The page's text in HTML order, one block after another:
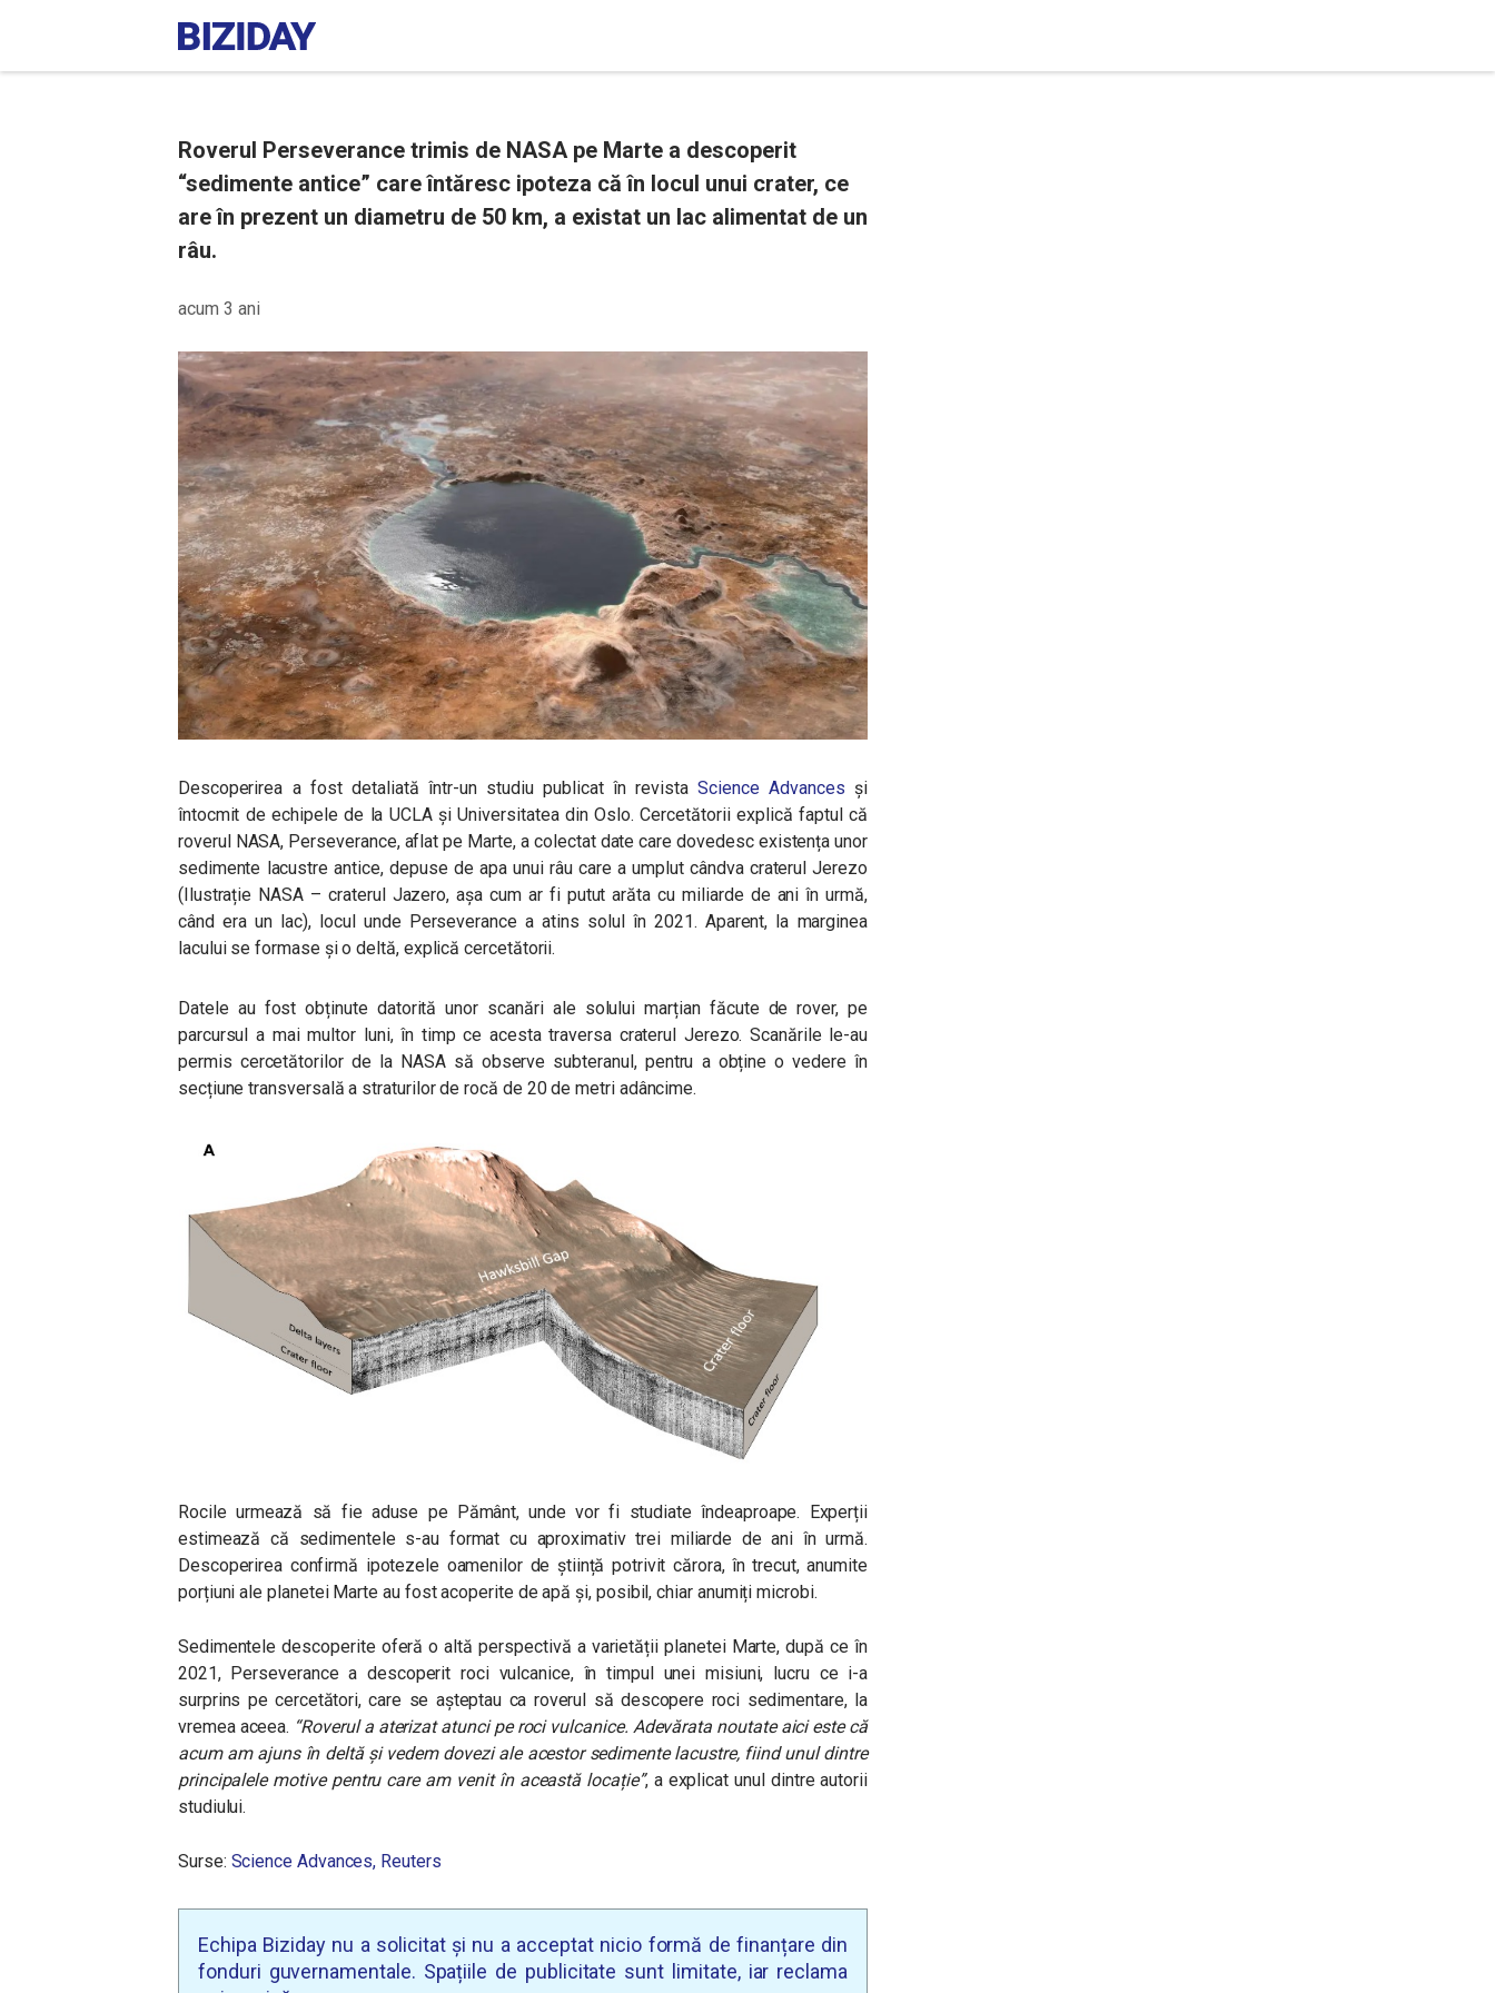
Roverul Perseverance trimis de NASA pe Marte a descoperit
“sedimente antice” care întăresc ipoteza că în locul unui crater, ce
are în prezent un diametru de 50 km, a existat un lac alimentat de un
râu.
acum 3 ani
Descoperirea a fost detaliată într-un studiu publicat în revistaScience Advances și
întocmit de echipele de la UCLA și Universitatea din Oslo. Cercetătorii explică faptul că
roverul NASA, Perseverance, aflat pe Marte, a colectat date care dovedesc existența unor
sedimente lacustre antice, depuse de apa unui râu care a umplut cândva craterul Jerezo
(Ilustrație NASA – craterul Jazero, așa cum ar fi putut arăta cu miliarde de ani în urmă,
când era un lac), locul unde Perseverance a atins solul în 2021. Aparent, la marginea
lacului se formase și o deltă, explică cercetătorii.
Datele au fost obținute datorită unor scanări ale solului marțian făcute de rover, pe
parcursul a mai multor luni, în timp ce acesta traversa craterul Jerezo. Scanările le-au
permis cercetătorilor de la NASA să observe subteranul, pentru a obține o vedere în
secțiune transversală a straturilor de rocă de 20 de metri adâncime.
Rocile urmează să fie aduse pe Pământ, unde vor fi studiate îndeaproape. Experții
estimează că sedimentele s-au format cu aproximativ trei miliarde de ani în urmă.
Descoperirea confirmă ipotezele oamenilor de știință potrivit cărora, în trecut, anumite
porțiuni ale planetei Marte au fost acoperite de apă și, posibil, chiar anumiți microbi.
Sedimentele descoperite oferă o altă perspectivă a varietății planetei Marte, după ce în
2021, Perseverance a descoperit roci vulcanice, în timpul unei misiuni, lucru ce i-a
surprins pe cercetători, care se așteptau ca roverul să descopere roci sedimentare, la
vremea aceea. “Roverul a aterizat atunci pe roci vulcanice. Adevărata noutate aici este că
acum am ajuns în deltă și vedem dovezi ale acestor sedimente lacustre, fiind unul dintre
principalele motive pentru care am venit în această locație”, a explicat unul dintre autorii
studiului.
Surse: Science Advances, Reuters
Echipa Biziday nu a solicitat și nu a acceptat nicio formă de finanțare din
fonduri guvernamentale. Spațiile de publicitate sunt limitate, iar reclama